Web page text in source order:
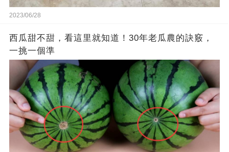
2023/06/28
西瓜甜不甜，看這里就知道！30年老瓜農的訣竅，
一挑一個準